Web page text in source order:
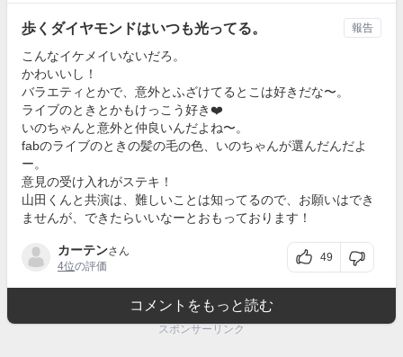
歩くダイヤモンドはいつも光ってる。
こんなイケメイいないだろ。
かわいいし！
バラエティとかで、意外とふざけてるとこは好きだな〜。
ライブのときとかもけっこう好き❤️
いのちゃんと意外と仲良いんだよね〜。
fabのライブのときの髪の毛の色、いのちゃんが選んだんだよ
ー。
意見の受け入れがステキ！
山田くんと共演は、難しいことは知ってるので、お願いはでき
ませんが、できたらいいなーとおもっております！
カーテンさん
4位の評価
49
報告
コメントをもっと読む
スポンサーリンク